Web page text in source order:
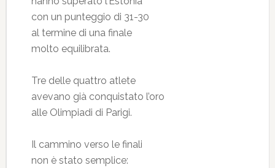
con un punteggio di 31-30
al termine di una finale
molto equilibrata.
Tre delle quattro atlete
avevano già conquistato l’oro
alle Olimpiadi di Parigi.
Il cammino verso le finali
non è stato semplice: